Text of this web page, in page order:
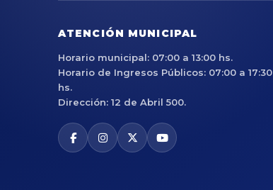
ATENCIÓN MUNICIPAL
Horario municipal: 07:00 a 13:00 hs.
Horario de Ingresos Públicos: 07:00 a 17:30
hs.
Dirección: 12 de Abril 500.